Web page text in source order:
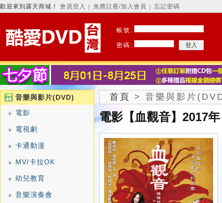
歡迎來到露天商城！ 會員登入 免費註冊/加入會員 忘記密碼
帳號:
密碼:
音樂與影片(DVD)
電影
電視劇
卡通動漫
MV/卡拉OK
幼兒教育
音樂演奏會
首頁 > 音樂與影片
電影【血觀音】2017年